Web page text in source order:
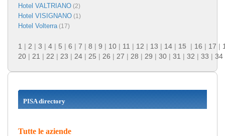
Hotel VALTRIANO (2)
Hotel VISIGNANO (1)
Hotel Volterra(17)
1 | 2 | 3 | 4 | 5 | 6 | 7 | 8 | 9 | 10 | 11 | 12 | 13 | 14 | 15 | 16 | 17 |
20 | 21 | 22 | 23 | 24 | 25 | 26 | 27 | 28 | 29 | 30 | 31 | 32 | 33 | 34
PISA directory
Tutte le aziende